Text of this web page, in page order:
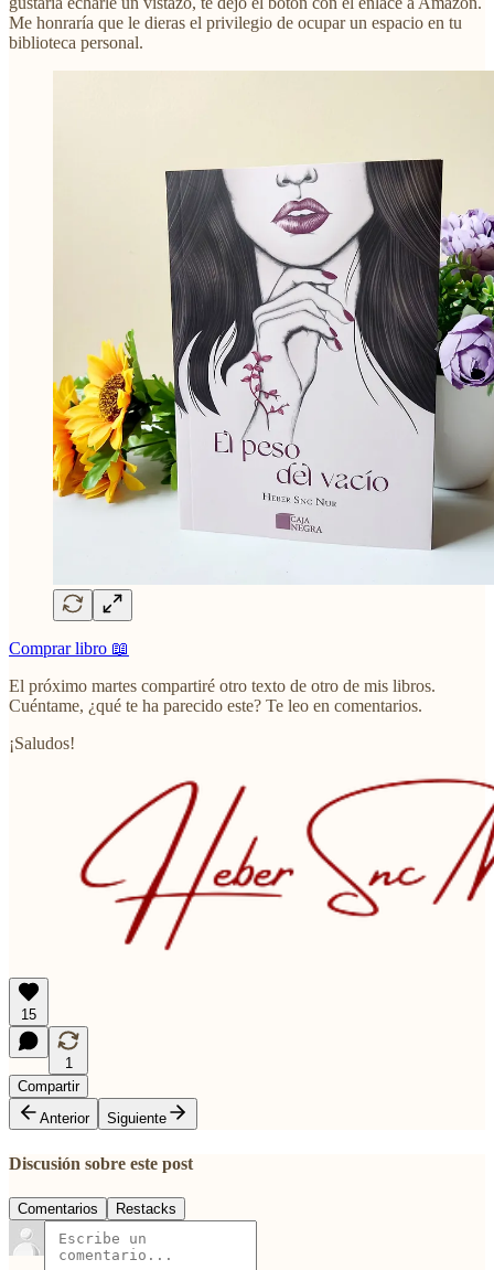
Me honraría que le dieras el privilegio de ocupar un espacio en tu
biblioteca personal.
Comprar libro 📖
El próximo martes compartiré otro texto de otro de mis libros.
Cuéntame, ¿qué te ha parecido este? Te leo en comentarios.
¡Saludos!
15
1
Compartir
Anterior
Siguiente
Discusión sobre este post
Comentarios Restacks